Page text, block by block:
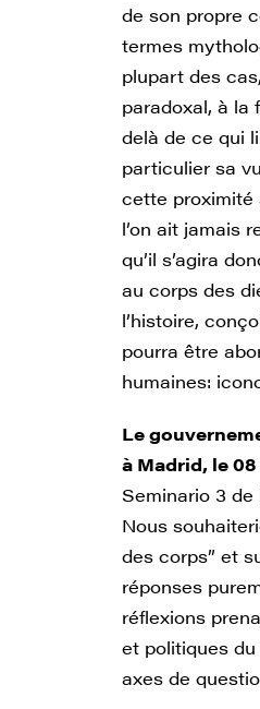
de son propre
termes
plupart des
paradoxal, à la
delà de ce qui
particulier sa
cette proximité
l’on ait jamais
qu’il s’agira
au corps des
l’histoire,
pourra être
humaines:
Le
à Madrid, le
Seminario 3
Nous
des corps” et
réponses
réflexions
et politiques
axes de